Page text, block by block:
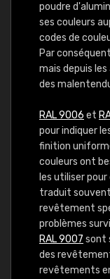
poudre
ses couleurs
codes de
Par
mais depuis
des
RAL 9006 et
pour indiquer
finition
couleurs ont
les utiliser
traduit
revêtement
problèmes
RAL 9007 sont
des
revêtements